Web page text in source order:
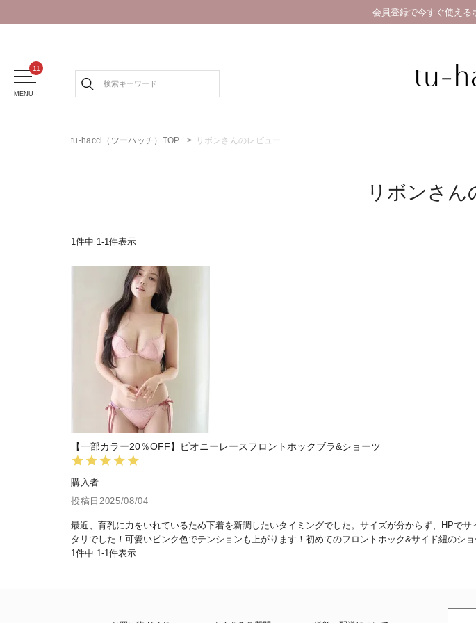
会員登録で今すぐ使える
MENU
tu-hacci（ツーハッチ）TOP リボンさんのレビュー
リボンさん
1件中 1-1件表示
【一部カラー20％OFF】ピオニーレースフロントホックブラ&ショーツ
購入者
投稿日 2025/08/04
最近、育乳に力をいれているため下着を新調したいタイミングでした。サイズが分からず、HPで
タリでした！可愛いピンク色でテンションも上がります！初めてのフロントホック&サイド紐のシ
1件中 1-1件表示